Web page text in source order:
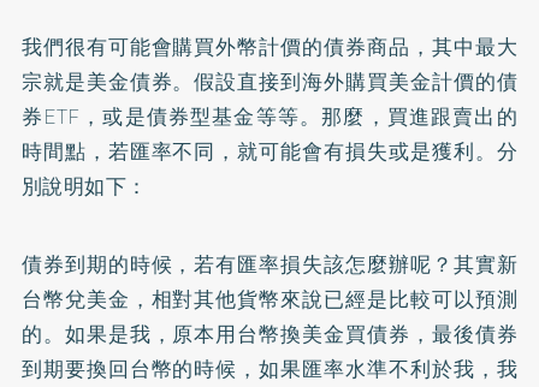
我們很有可能會購買外幣計價的債券商品，其中最大
宗就是美金債券。假設直接到海外購買美金計價的債
券ETF，或是債券型基金等等。那麼，買進跟賣出的
時間點，若匯率不同，就可能會有損失或是獲利。分
別說明如下：
債券到期的時候，若有匯率損失該怎麼辦呢？其實新
台幣兌美金，相對其他貨幣來說已經是比較可以預測
的。如果是我，原本用台幣換美金買債券，最後債券
到期要換回台幣的時候，如果匯率水準不利於我，我